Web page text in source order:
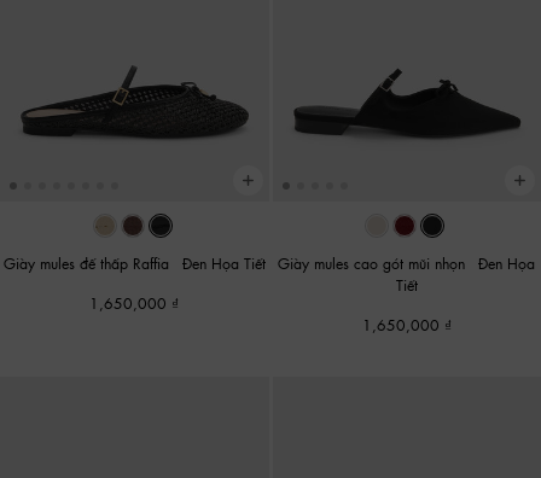
Giày mules đế thấp Raffia
Đen Họa Tiết
1,650,000
Giày mules cao gót mũi nhọn -Đen Họa
Tiết
1,650,000